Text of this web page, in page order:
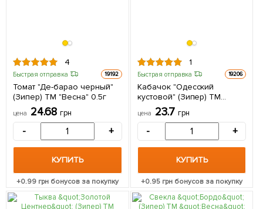
4
Быстрая отправка 19192
Томат "Де-барао черный"
(Зипер) ТМ "Весна" 0.5г
цена 24.68 грн
- +
КУПИТЬ
+0.99 грн бонусов за покупку
1
Быстрая отправка 19206
Кабачок "Одесский
кустовой" (Зипер) ТМ
"Весна" 5г
цена 23.7 грн
- +
КУПИТЬ
+0.95 грн бонусов за покупку